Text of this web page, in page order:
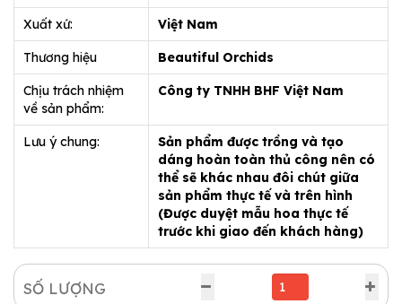
Xuất xứ: Việt Nam
Thương hiệu Beautiful Orchids
Chịu trách nhiệm
về sản phẩm:
Công ty TNHH BHF Việt Nam
Lưu ý chung:
Sản phẩm được trồng và tạo
dáng hoàn toàn thủ công nên có
thể sẽ khác nhau đôi chút giữa
sản phẩm thực tế và trên hình
(Được duyệt mẫu hoa thực tế
trước khi giao đến khách hàng)
SỐ LƯỢNG